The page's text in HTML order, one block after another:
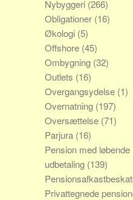
Nybyggeri (266)
Obligationer (16)
Økologi (5)
Offshore (45)
Ombygning (32)
Outlets (16)
Overgangsydelse (1)
Overnatning (197)
Oversættelse (71)
Parjura (16)
Pension med løbende
udbetaling (139)
Privattegnede